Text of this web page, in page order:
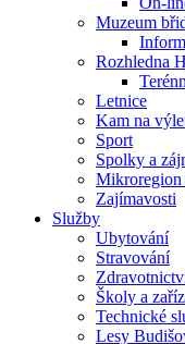
Muzeum
Rozhledna
Letnice
Kam na
Sport
Spolky a
Zajímavosti
Služby
Ubytování
Stravování
Školy a
Technické
Lesy